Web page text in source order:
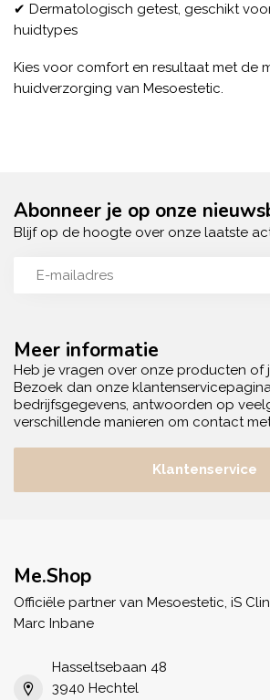
✔ Dermatologisch getest, geschikt
huidtypes
Kies voor comfort en resultaat met de
huidverzorging van Mesoestetic.
Meer informatie
Heb je vragen over onze producten of
Bezoek dan onze
bedrijfsgegevens, antwoorden op
verschillende manieren om contact
Klantenservice
Abonneer je op onze
Blijf op de hoogte over onze laatste
Me.Shop
Officiële partner van Mesoestetic, iS
Marc Inbane
Hasseltsebaan 48
3940 Hechtel